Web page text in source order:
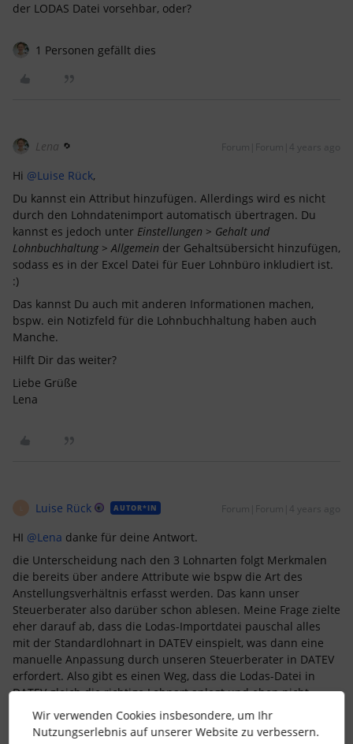
der LODAS Datei vorsehbar, oder?
1 Personen gefällt dies
Lena Forum|Forum|4 years ago
Hi @Luise Rück,
Du kannst ein Attribut hinzufügen. Allerdings wird es nicht
durch den Lohndatenimport automatisch übertragen. Du
kannst es jedoch unter Einstellungen > Gehalt und
Lohnbuchhaltung > Allgemein der Gehaltsübersicht hinzufügen,
sodass es in der Excel Datei für Euer Lohnbüro inkludiert ist.
:)
Das kannst Du auch mit anderen Informationen machen,
bspw. ein Notizfeld für die Lohnbuchhaltung haben auch
Manche.
Hilft Dir das weiter?
Liebe Grüße
Lena
Luise Rück AUTOR*IN Forum|Forum|4 years ago
HI @Lena danke für deine Antwort.
die Unterscheidung nach den 3 Lohnarten folgt Merkmalen
die bereits über andere Attribute wie bspw die Art des
Anstellungsverhältnis erfasst werden. Das kann unser
Steuerberater also darüber schon ablesen. Meine Frage zielte
eher darauf ab, dass die Lodas-Importdatei pauschal alles
mit der Standardlohnart in DATEV einspielt, was dann eine
manuelle Anpassung durch unseren Steuerberater in DATEV
erfordert. Also gibt es einen Weg, dass die Lodas-Datei in
DATEV gleich die richtige Lohnart anlegt und eben nicht
pauschal die gleiche drüber legt?
danke und beste Grüße
Wir verwenden Cookies insbesondere, um Ihr
Nutzungserlebnis auf unserer Website zu verbessern.